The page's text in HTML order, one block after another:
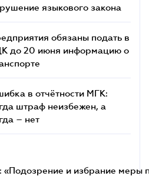
языкового закона
обязаны подать в
до 20 июня информацию о
в отчётности МГК:
штраф неизбежен, а
– нет
«Подозрение и избрание меры